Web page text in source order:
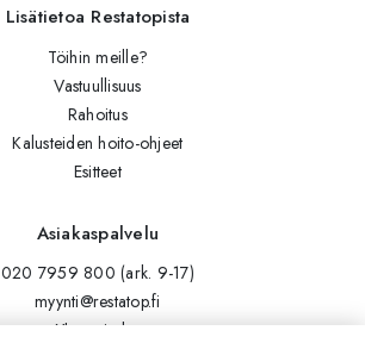
Lisätietoa Restatopista
Töihin meille?
Vastuullisuus
Rahoitus
Kalusteiden hoito-ohjeet
Esitteet
Asiakaspalvelu
020 7959 800 (ark. 9-17)
myynti@restatop.fi
Yhteystiedot